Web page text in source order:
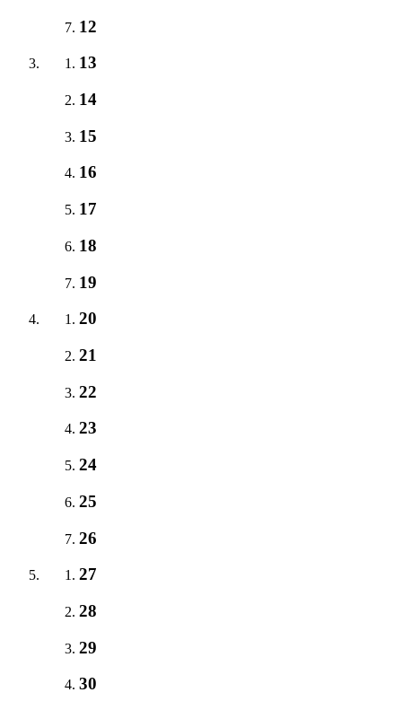
12
13
14
15
16
17
18
19
20
21
22
23
24
25
26
27
28
29
30